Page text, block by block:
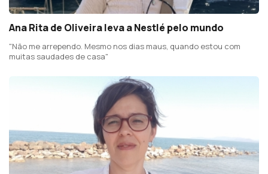
Ana Rita de Oliveira leva a Nestlé pelo mundo
"Não me arrependo. Mesmo nos dias maus, quando estou com
muitas saudades de casa"